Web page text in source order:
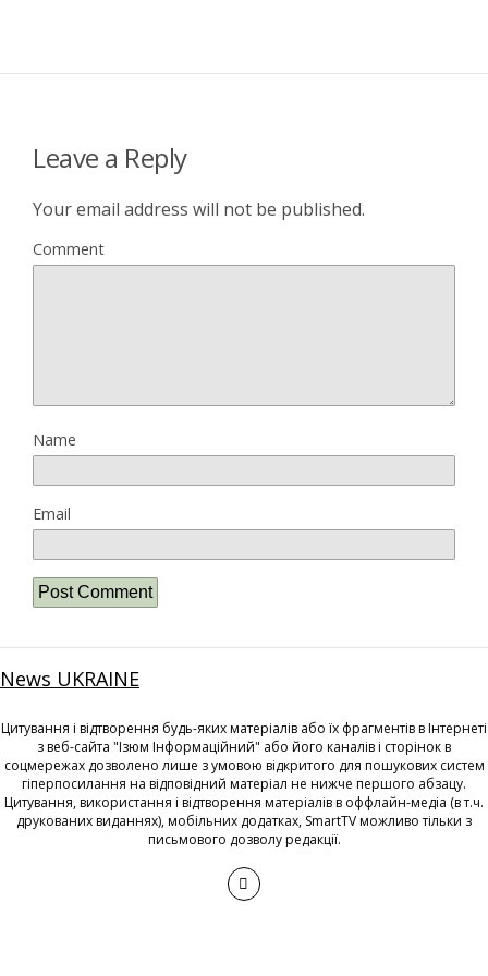
Leave a Reply
Your email address will not be published.
Comment
Name
Email
News UKRAINE
Цитування і відтворення будь-яких матеріалів або їх фрагментів в Інтернеті
з веб-сайта "Ізюм Інформаційний" або його каналів і сторінок в
соцмережах дозволено лише з умовою відкритого для пошукових систем
гіперпосилання на відповідний матеріал не нижче першого абзацу.
Цитування, використання і відтворення матеріалів в оффлайн-медіа (в т.ч.
друкованих виданнях), мобільних додатках, SmartTV можливо тільки з
письмового дозволу редакції.